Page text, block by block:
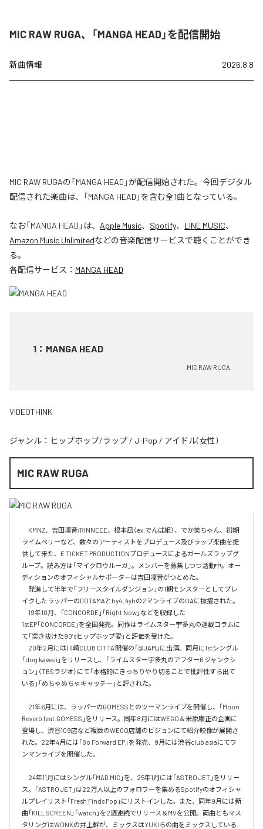
MIC RAW RUGA、「MANGA HEAD」を配信開始
新曲情報 2026.8.8
MIC RAW RUGAの「MANGA HEAD」が配信開始された。今回デジタル
配信された楽曲は、「MANGA HEAD」を含む全1曲となっている。
なお「MANGA HEAD 」は、 Apple Music、 Spotify、 LINE MUSIC、
Amazon Music Unlimitedなどの音楽配信サービスで聴くことができ
る。
各配信サービス： MANGA HEAD
1 ： MANGA HEAD
MIC RAW RUGA
VIDEOTHINK
ジャンル： ヒップホップ/ラップ / J-Pop / アイドル(女性)
MIC RAW RUGA
KMNZ、吉田凜音/RINNEEE、根本凪（ex.でんぱ組）、でか美ちゃん、初期
ライムベリーなど、数々のアーティストをプロデュース及びラップ楽曲を提
供して来た、E TICKET PRODUCTIONプロデュースによるガールズラップグ
ループ。読み方は「マイクロウルーガ」。メンバーを募集しつつ活動中。オー
ディションのオフィシャルサポーターは吉田凜音がつとめた。
発進して半年で「フリースタイルダンジョン」の1期モンスターとしてブレ
イクしたラッパーのDOTAMAとhy4_4yhの2マンライブのOAに抜擢された。
19年10月、「CONCORDE」「Right Now」などを収録した
1stEP「CONCORDE」を全国発売。同作はライムスター宇多丸の連載コラムに
て「突き抜けた90’sヒップホップ愛」と評価を受けた。
20年2月には川崎CLUB CITTA’開催の「@JAM」に出演。同月に1stシングル
「dog kawaii」をリリースし、「ライムスター宇多丸のアフター6 ジャンクシ
ョン」（TBSラジオ）にて「本格的にきっちりやり切ることで批評性すら出て
いる」「めちゃめちゃキャッチー」と評された。
21年6月には、ラッパーのGOMESSとのツーマンライブを開催し、「Moon
Reverb feat.GOMESS」をリリース。同年8月にはWEGO＆米原康正の企画に
登場し、渋谷109店など複数のWEGO店舗のビジョンにて紹介映像が展開さ
れた。22年4月には「Go Forward EP」を発売、9月には渋谷club asiaにてワ
ンマンライブを開催した。
24年11月にはシングル「MAD MIC」を、25年1月には「ASTRO JET」をリリー
ス。「ASTRO JET」は22万人以上のフォロワーを集めるSpotifyのオフィシャ
ルプレイリスト「Fresh Finds Pop」にリストインした。また、同年9月には新
曲「KILL SCREEN」「watch」を2週連続でリリース＆MVを公開。両曲ともマス
タリングはWONKの井上幹が、ミックスはYUKIらの曲をミックスしている